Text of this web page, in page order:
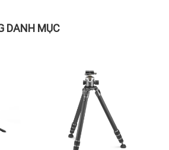
DANH MỤC